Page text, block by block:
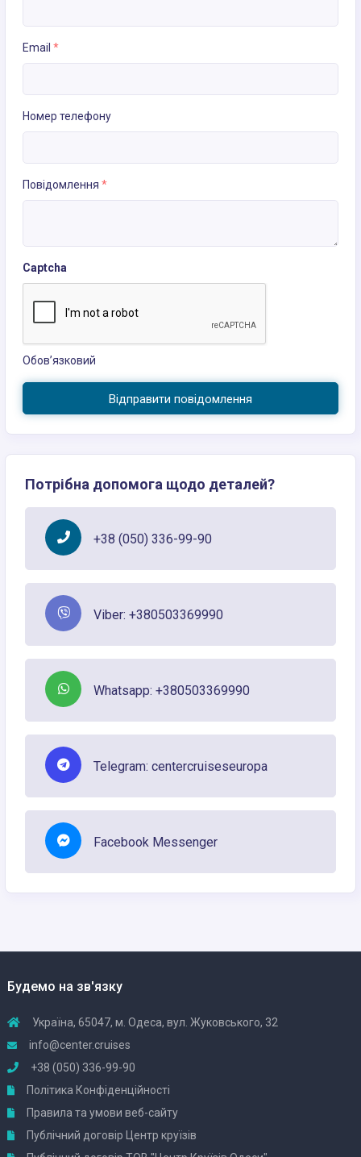
Email *
Номер телефону
Повідомлення *
Captcha
Обов’язковий
Відправити повідомлення
Потрібна допомога щодо деталей?
+38 (050) 336-99-90
Viber: +380503369990
Whatsapp: +380503369990
Telegram: centercruiseseuropa
Facebook Messenger
Будемо на зв'язку
Україна, 65047, м. Одеса, вул. Жуковського, 32
info@center.cruises
+38 (050) 336-99-90
Політика Конфіденційності
Правила та умови веб-сайту
Публічний договір Центр круїзів